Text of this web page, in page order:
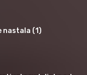
nastala (1)